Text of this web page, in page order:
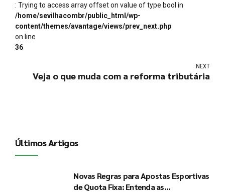
: Trying to access array offset on value of type bool in
/home/sevilhacombr/public_html/wp-
content/themes/avantage/views/prev_next.php
on line
36
NEXT
Veja o que muda com a reforma tributária
Últimos Artigos
Novas Regras para Apostas Esportivas
de Quota Fixa: Entenda as